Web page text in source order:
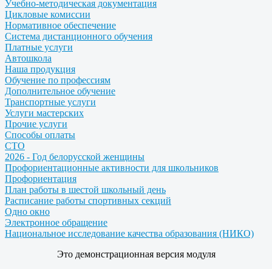
Учебно-методическая документация
Цикловые комиссии
Нормативное обеспечение
Система дистанционного обучения
Платные услуги
Автошкола
Наша продукция
Обучение по профессиям
Дополнительное обучение
Транспортные услуги
Услуги мастерских
Прочие услуги
Способы оплаты
СТО
2026 - Год белорусской женщины
Профориентационные активности для школьников
Профориентация
План работы в шестой школьный день
Расписание работы спортивных секций
Одно окно
Электронное обращение
Национальное исследование качества образования (НИКО)
Это демонстрационная версия модуля